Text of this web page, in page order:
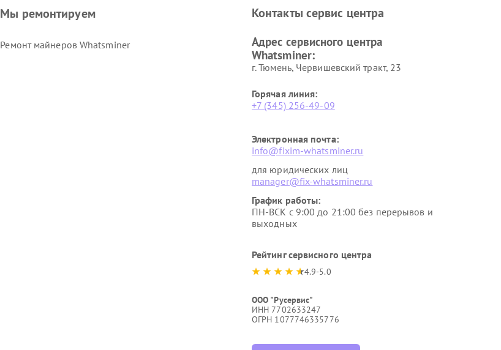
Мы ремонтируем
Ремонт майнеров Whatsminer
Контакты сервис центра
Адрес сервисного центра
Whatsminer:
г. Тюмень, ​Червишевский тракт, 23
Горячая линия:
+7 (345) 256-49-09
Электронная почта:
info@fixim-whatsminer.ru
для юридических лиц
manager@fix-whatsminer.ru
График работы:
ПН-ВСК с 9:00 до 21:00 без перерывов и
выходных
Рейтинг сервисного центра
4.9-5.0
ООО "Русервис"
ИНН 7702633247
ОГРН 1077746335776